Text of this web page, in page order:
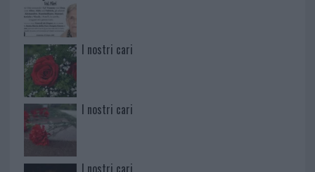
I nostri cari
I nostri cari